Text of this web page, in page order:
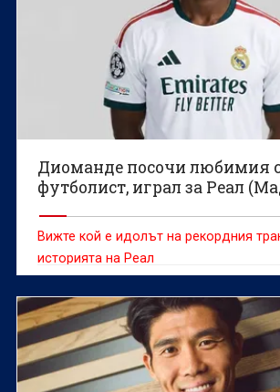
Диоманде посочи любимия
футболист, играл за Реал
Вижте кой е идолът на рекордния
историята на Реал